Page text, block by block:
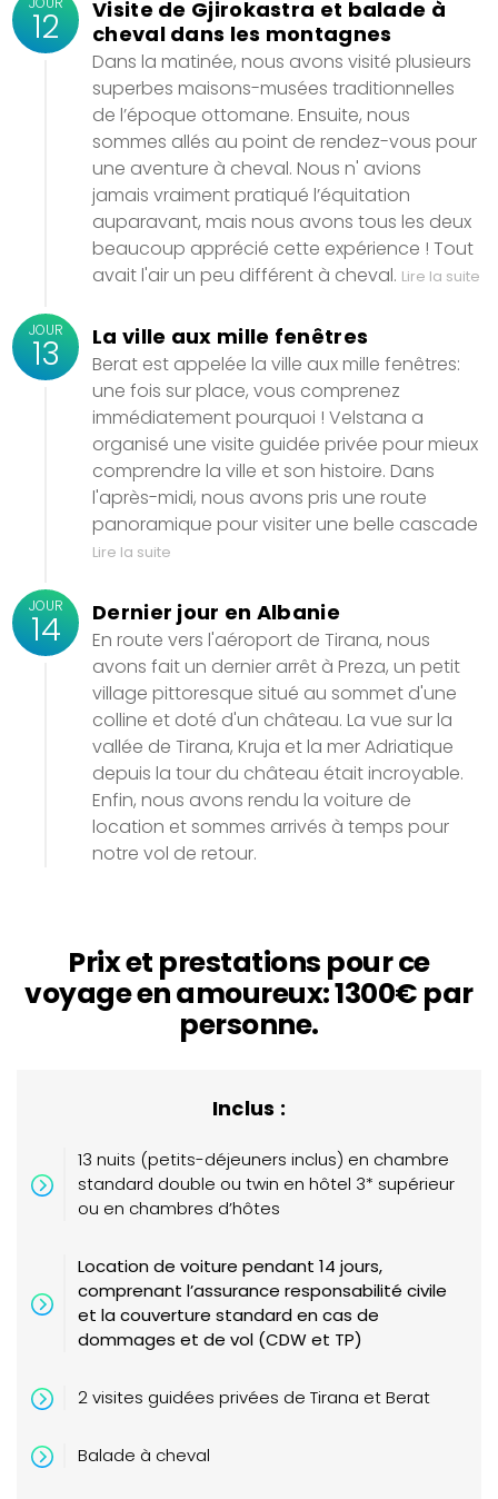
12
Visite de Gjirokastra et balade à
cheval dans les montagnes
Dans la matinée, nous avons visité plusieurs
superbes maisons-musées traditionnelles
de l’époque ottomane. Ensuite, nous
sommes allés au point de rendez-vous pour
une aventure à cheval. Nous n' avions
jamais vraiment pratiqué l’équitation
auparavant, mais nous avons tous les deux
beaucoup apprécié cette expérience ! Tout
avait l'air un peu différent à cheval. Lire la suite
JOUR
13 La ville aux mille fenêtres
Berat est appelée la ville aux mille fenêtres:
une fois sur place, vous comprenez
immédiatement pourquoi ! Velstana a
organisé une visite guidée privée pour mieux
comprendre la ville et son histoire. Dans
l'après-midi, nous avons pris une route
panoramique pour visiter une belle cascade
Lire la suite
JOUR
14 Dernier jour en Albanie
En route vers l'aéroport de Tirana, nous
avons fait un dernier arrêt à Preza, un petit
village pittoresque situé au sommet d'une
colline et doté d'un château. La vue sur la
vallée de Tirana, Kruja et la mer Adriatique
depuis la tour du château était incroyable.
Enfin, nous avons rendu la voiture de
location et sommes arrivés à temps pour
notre vol de retour.
Prix et prestations pour ce
voyage en amoureux: 1300€ par
personne.
Inclus :
13 nuits (petits-déjeuners inclus) en chambre
standard double ou twin en hôtel 3* supérieur
ou en chambres d’hôtes
Location de voiture pendant 14 jours,
comprenant l’assurance responsabilité civile
et la couverture standard en cas de
dommages et de vol (CDW et TP)
2 visites guidées privées de Tirana et Berat
Balade à cheval